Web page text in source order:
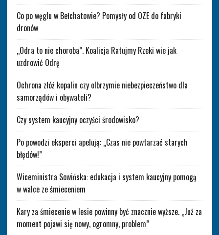
Co po węglu w Bełchatowie? Pomysły od OZE do fabryki
dronów
„Odra to nie choroba”. Koalicja Ratujmy Rzeki wie jak
uzdrowić Odrę
Ochrona złóż kopalin czy olbrzymie niebezpieczeństwo dla
samorządów i obywateli?
Czy system kaucyjny oczyści środowisko?
Po powodzi eksperci apelują: „Czas nie powtarzać starych
błędów!”
Wiceministra Sowińska: edukacja i system kaucyjny pomogą
w walce ze śmieceniem
Kary za śmiecenie w lesie powinny być znacznie wyższe. „Już za
moment pojawi się nowy, ogromny, problem”